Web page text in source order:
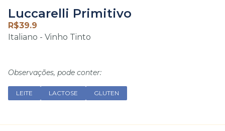
Luccarelli Primitivo
R$39.9
Italiano - Vinho Tinto
Observações, pode conter:
LEITE LACTOSE GLUTEN